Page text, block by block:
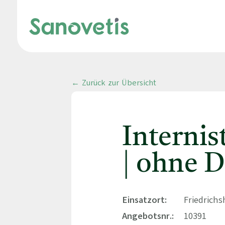
← Zurück zur Übersicht
| ohne
Einsatzort:
Angebotsnr.:
10391